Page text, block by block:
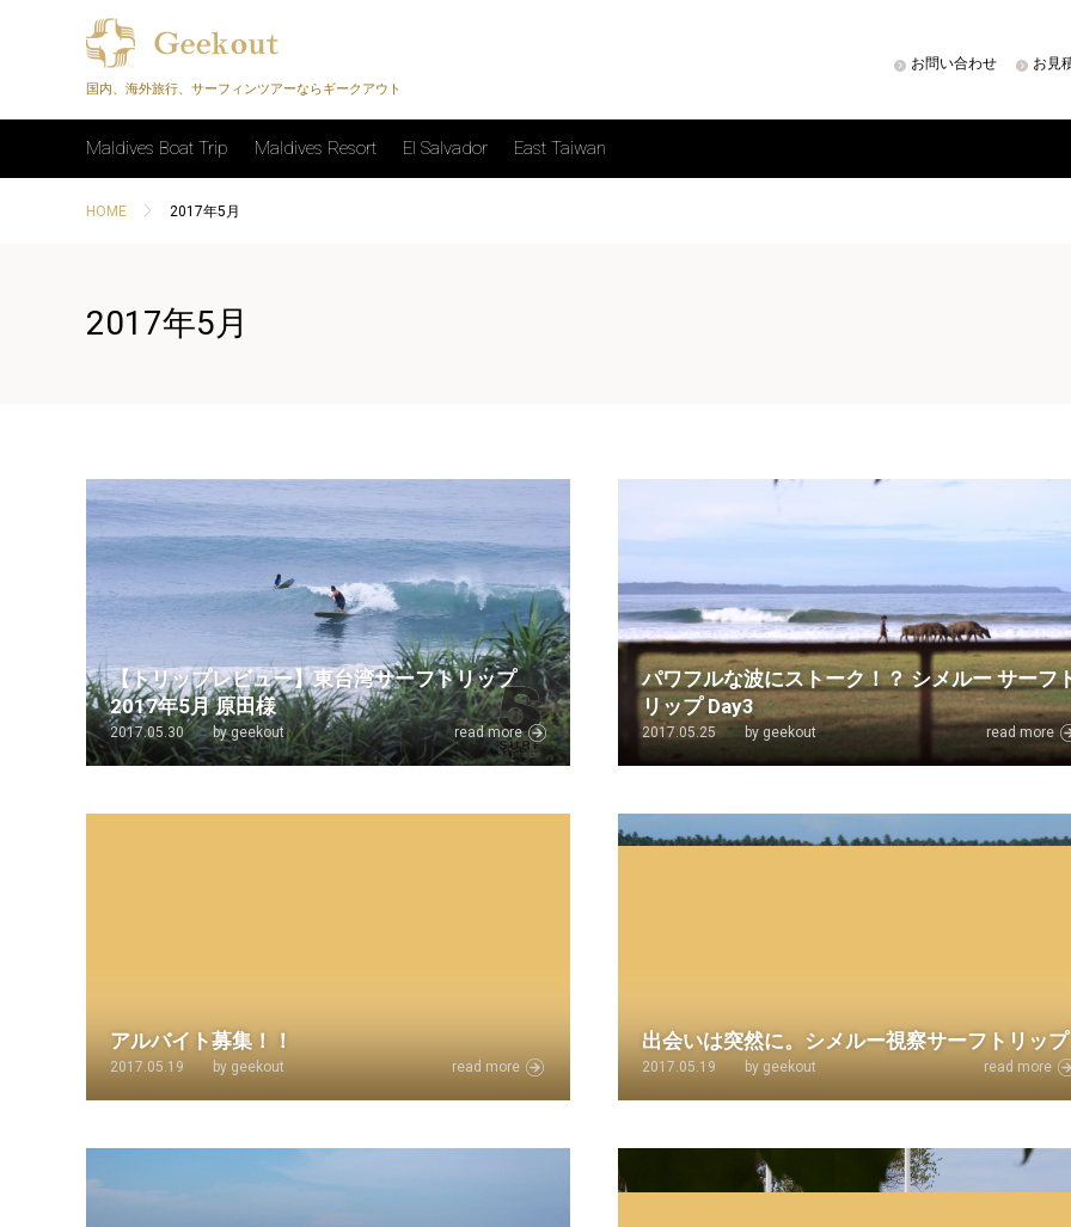
お問い合わせ お見
国内、海外旅行、サーフィンツアーならギークアウト
Maldives Boat Trip Maldives Resort El Salvador East Taiwan
HOME 2017年5月
2017年5月
【トリップレビュー】東台湾サーフトリップ
2017年5月 原田様
2017.05.30 by geekout read more
パワフルな波にストーク！？ シメルー サーフ
リップ Day3
2017.05.25 by geekout read more
アルバイト募集！！
2017.05.19 by geekout read more
出会いは突然に。シメルー視察サーフトリップ
2017.05.19 by geekout read more